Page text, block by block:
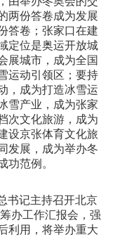
两份答卷成为发展
答卷；张家口在建
定位是奥运开放城
展城市，成为全国
运动引领区；要持
，成为打造冰雪运
雪产业，成为张家
次文化旅游，成为
设京张体育文化旅
发展，成为举办冬
功范例。
书记主持召开北京
办工作汇报会，强
利用，将举办重大